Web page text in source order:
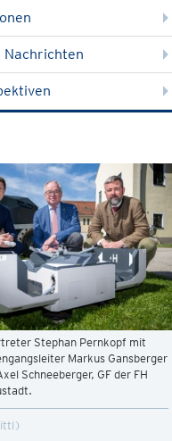
Nachrichten
Stephan Pernkopf mit
Markus Gansberger
Schneeberger, GF der FH